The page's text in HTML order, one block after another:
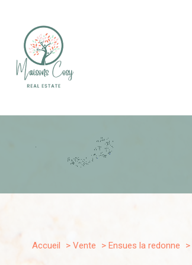
Accueil Vente Ensues la redonne